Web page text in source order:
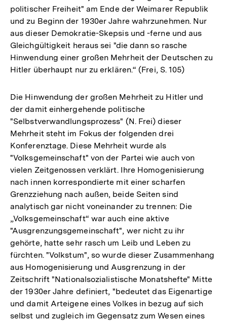
politischer Freiheit" am Ende der Weimarer Republik
und zu Beginn der 1930er Jahre wahrzunehmen. Nur
aus dieser Demokratie-Skepsis und -ferne und aus
Gleichgültigkeit heraus sei "die dann so rasche
Hinwendung einer großen Mehrheit der Deutschen zu
Hitler überhaupt nur zu erklären.“ (Frei, S. 105)
Die Hinwendung der großen Mehrheit zu Hitler und
der damit einhergehende politische
"Selbstverwandlungsprozess" (N. Frei) dieser
Mehrheit steht im Fokus der folgenden drei
Konferenztage. Diese Mehrheit wurde als
"Volksgemeinschaft" von der Partei wie auch von
vielen Zeitgenossen verklärt. Ihre Homogenisierung
nach innen korrespondierte mit einer scharfen
Grenzziehung nach außen, beide Seiten sind
analytisch gar nicht voneinander zu trennen: Die
„Volksgemeinschaft“ war auch eine aktive
"Ausgrenzungsgemeinschaft", wer nicht zu ihr
gehörte, hatte sehr rasch um Leib und Leben zu
fürchten. "Volkstum", so wurde dieser Zusammenhang
aus Homogenisierung und Ausgrenzung in der
Zeitschrift "Nationalsozialistische Monatshefte" Mitte
der 1930er Jahre definiert, "bedeutet das Eigenartige
und damit Arteigene eines Volkes in bezug auf sich
selbst und zugleich im Gegensatz zum Wesen eines